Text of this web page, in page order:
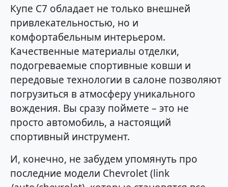
Купе C7 обладает не только внешней
привлекательностью, но и
комфортабельным интерьером.
Качественные материалы отделки,
подогреваемые спортивные ковши и
передовые технологии в салоне позволяют
погрузиться в атмосферу уникального
вождения. Вы сразу поймете – это не
просто автомобиль, а настоящий
спортивный инструмент.
И, конечно, не забудем упомянуть про
последние модели Chevrolet (link